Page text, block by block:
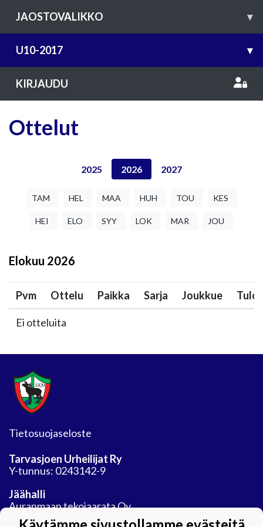
JAOSTOVALIKKO ▾
U10-2017 ▾
KIRJAUDU
Ottelut
2025 2026 2027
TAM HEL MAA HUH TOU KES
HEI ELO SYY LOK MAR JOU
Elokuu 2026
Pvm Ottelu Paikka Sarja Joukkue Tulos
Ei otteluita
Tietosuojaseloste
Tarvasjoen Urheilijat Ry
Y-tunnus: 0243142-9
Jäähalli
Auranmaan tekojaarata Oy
Areenatie 30